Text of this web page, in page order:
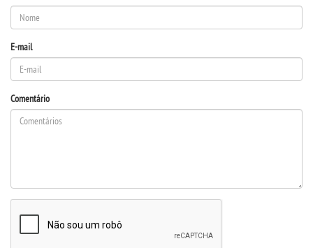
LOGIN
E-mail
Comentário